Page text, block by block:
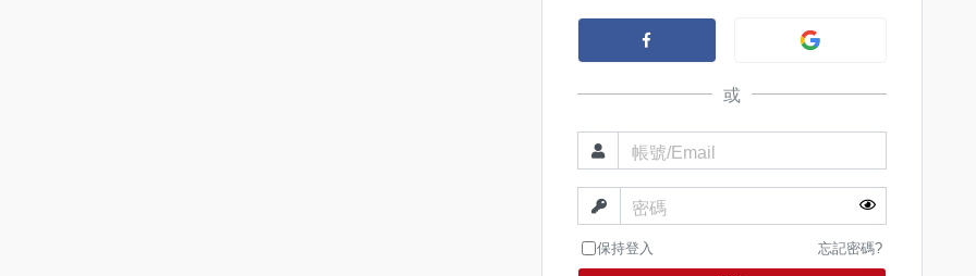
或
帳號/Email
密碼
保持登入 忘記密碼?